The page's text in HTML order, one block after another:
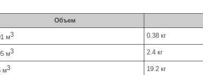
Объем
м3 0.38 кг
м3 2.4 кг
м3 19.2 кг